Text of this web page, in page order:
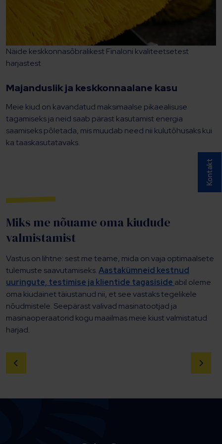
Näide keskkonnasõbralikest Finaloni kvaliteetsetest
harjastest
Majanduslik ja keskkonnaalane kasu
Meie kiud on kavandatud maksimaalse pikaealisuse
tagamiseks ja neid saab pärast kasutamist energia
saamiseks põletada, mis muudab need nii kulutõhusaks kui
ka taaskasutatavaks.
Miks me nõuame oma kiudude
valmistamist
Vastus on lihtne: sest me teame, mida on vaja optimaalsete
tulemuste saavutamiseks.Aastakümneid kestnud
uuringute, testimise ja klientide tagasiside abil oleme
oma kiudainet täiustanud nii, et see vastaks tegelikele
nõudmistele. Seepärast valivad masinatootjad ja
masinaoperaatorid kogu maailmas meie kiust valmistatud
harjad.
Kontakt